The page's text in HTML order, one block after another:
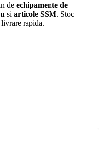
deechipamente de
siarticole SSM. Stoc
rapida.